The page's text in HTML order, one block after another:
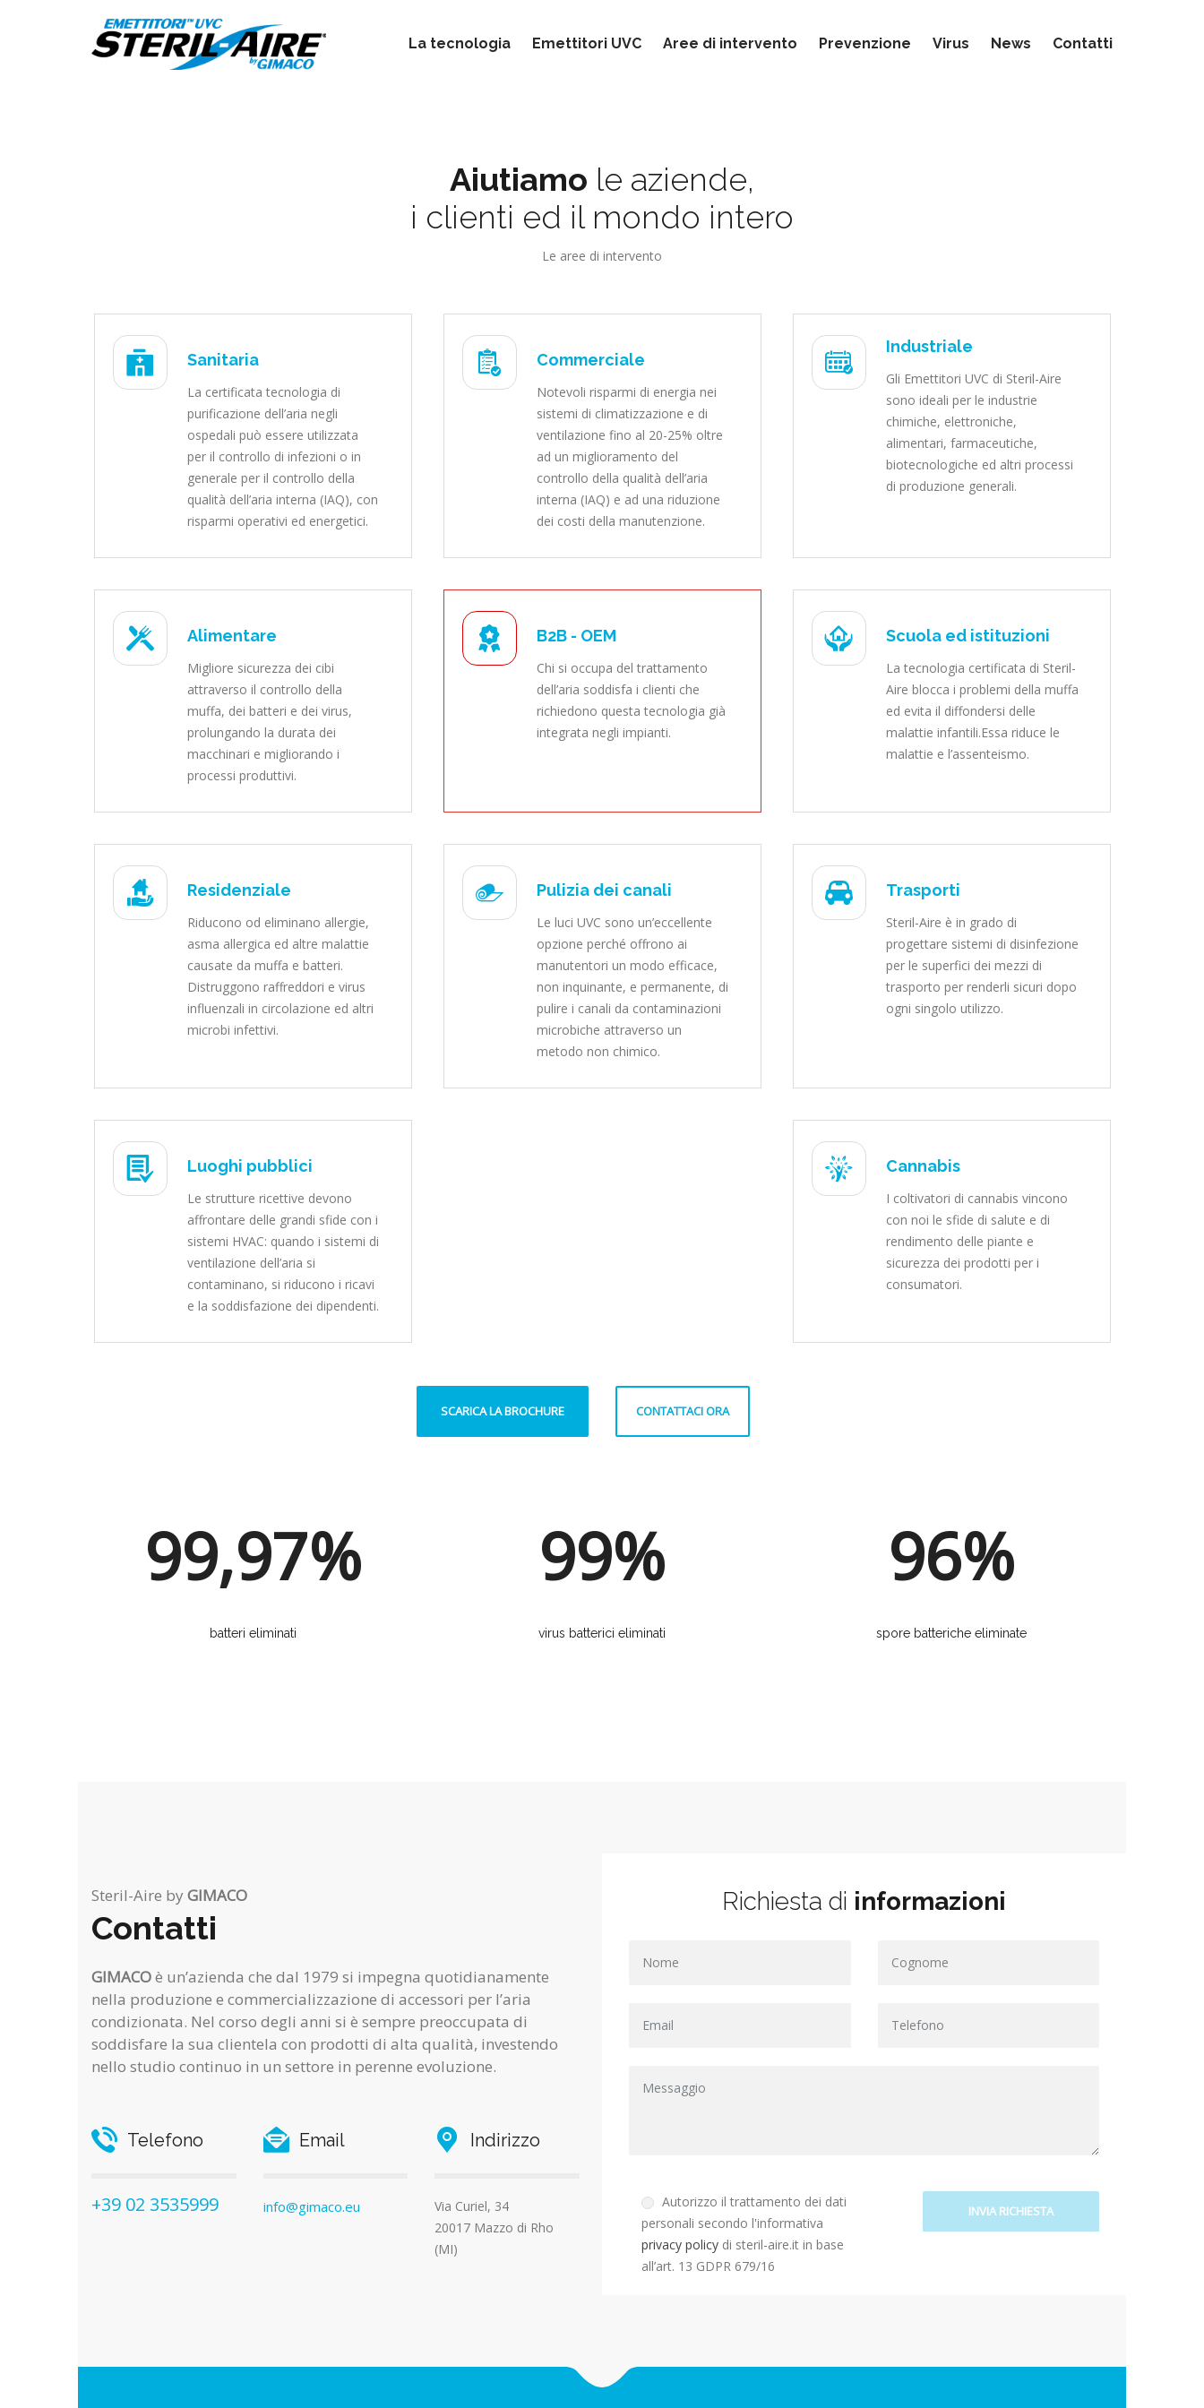
La tecnologia Emettitori UVC Aree di intervento Prevenzione Virus News Contatti
Aiutiamo le aziende,
i clienti ed il mondo intero
Le aree di intervento
Sanitaria
La certificata tecnologia di
purificazione dell’aria negli
ospedali può essere utilizzata
per il controllo di infezioni o in
generale per il controllo della
qualità dell’aria interna (IAQ), con
risparmi operativi ed energetici.
Commerciale
Notevoli risparmi di energia nei
sistemi di climatizzazione e di
ventilazione fino al 20-25% oltre
ad un miglioramento del
controllo della qualità dell’aria
interna (IAQ) e ad una riduzione
dei costi della manutenzione.
Industriale
Gli Emettitori UVC di Steril-Aire
sono ideali per le industrie
chimiche, elettroniche,
alimentari, farmaceutiche,
biotecnologiche ed altri processi
di produzione generali.
Alimentare
Migliore sicurezza dei cibi
attraverso il controllo della
muffa, dei batteri e dei virus,
prolungando la durata dei
macchinari e migliorando i
processi produttivi.
B2B - OEM
Chi si occupa del trattamento
dell’aria soddisfa i clienti che
richiedono questa tecnologia già
integrata negli impianti.
Scuola ed istituzioni
La tecnologia certificata di Steril-
Aire blocca i problemi della muffa
ed evita il diffondersi delle
malattie infantili.Essa riduce le
malattie e l’assenteismo.
Residenziale
Riducono od eliminano allergie,
asma allergica ed altre malattie
causate da muffa e batteri.
Distruggono raffreddori e virus
influenzali in circolazione ed altri
microbi infettivi.
Pulizia dei canali
Le luci UVC sono un’eccellente
opzione perché offrono ai
manutentori un modo efficace,
non inquinante, e permanente, di
pulire i canali da contaminazioni
microbiche attraverso un
metodo non chimico.
Trasporti
Steril-Aire è in grado di
progettare sistemi di disinfezione
per le superfici dei mezzi di
trasporto per renderli sicuri dopo
ogni singolo utilizzo.
Luoghi pubblici
Le strutture ricettive devono
affrontare delle grandi sfide con i
sistemi HVAC: quando i sistemi di
ventilazione dell’aria si
contaminano, si riducono i ricavi
e la soddisfazione dei dipendenti.
Cannabis
I coltivatori di cannabis vincono
con noi le sfide di salute e di
rendimento delle piante e
sicurezza dei prodotti per i
consumatori.
SCARICA LA BROCHURE CONTATTACI ORA
99,97%
batteri eliminati
99%
virus batterici eliminati
96%
spore batteriche eliminate
Steril-Aire by GIMACO
Contatti
GIMACOè un’azienda che dal 1979 si impegna quotidianamente
nella produzione e commercializzazione di accessori per l’aria
condizionata. Nel corso degli anni si è sempre preoccupata di
soddisfare la sua clientela con prodotti di alta qualità, investendo
nello studio continuo in un settore in perenne evoluzione.
Telefono
+39 02 3535999
Email
info@gimaco.eu
Indirizzo
Via Curiel, 34
20017 Mazzo di Rho
(MI)
Richiesta di informazioni
Autorizzo il trattamento dei dati
personali secondo l'informativa
privacy policy di steril-aire.it in base
all’art. 13 GDPR 679/16